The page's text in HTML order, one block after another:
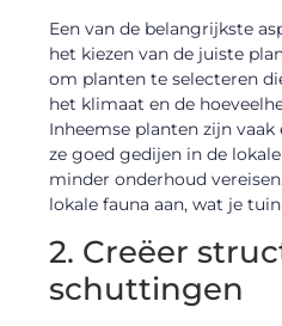
Een van de belangrijkste
het kiezen van de juiste
om planten te selecteren
het klimaat en de
Inheemse planten zijn
ze goed gedijen in de
minder onderhoud
lokale fauna aan, wat je
2. Creëer
schuttingen